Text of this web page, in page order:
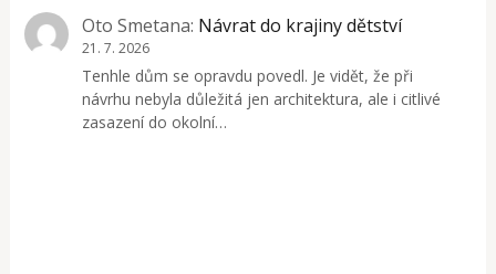
Oto Smetana: Návrat do krajiny dětství
21. 7. 2026
Tenhle dům se opravdu povedl. Je vidět, že při
návrhu nebyla důležitá jen architektura, ale i citlivé
zasazení do okolní…